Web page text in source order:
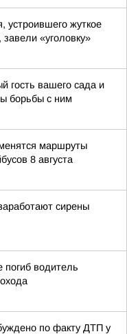
устроившего жуткое
«уголовку»
гость вашего сада и
борьбы с ним
маршруты
8 августа
сирены
погиб водитель
по факту ДТП у